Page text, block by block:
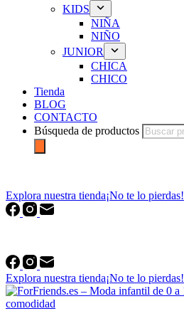
KIDS
NIÑA
NIÑO
JUNIOR
CHICA
CHICO
Tienda
BLOG
CONTACTO
Búsqueda de productos
Explora nuestra tienda¡No te lo pierdas!
Explora nuestra tienda¡No te lo pierdas!